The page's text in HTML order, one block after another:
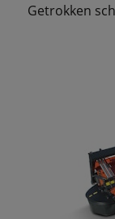
Getrokken